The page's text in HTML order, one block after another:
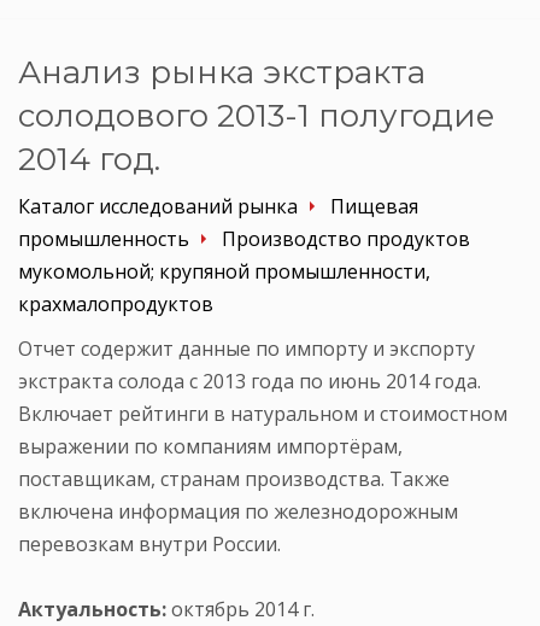
Анализ рынка экстракта
солодового 2013-1 полугодие
2014 год.
Каталог исследований рынка
Пищевая
промышленность
Производство продуктов
мукомольной; крупяной промышленности,
крахмалопродуктов
Отчет содержит данные по импорту и экспорту
экстракта солода с 2013 года по июнь 2014 года.
Включает рейтинги в натуральном и стоимостном
выражении по компаниям импортёрам,
поставщикам, странам производства. Также
включена информация по железнодорожным
перевозкам внутри России.
Актуальность:октябрь 2014 г.